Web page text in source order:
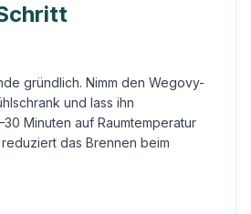
gründlich. Nimm den Wegovy-
und lass ihn
Minuten auf Raumtemperatur
das Brennen beim